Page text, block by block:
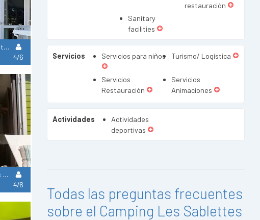
Mobilhome Ohara 2 Habitaciones
4/6
Mobil Home Confort Plus 28M² 2Ch 4/6 Tv+Clim
4/6
restauración
Sanitary
facilities
Servicios Servicios para niños Turismo/ Logística
Servicios
Restauración
Servicios
Animaciones
Actividades
Actividades
deportivas
Todas las preguntas frecuentes
sobre el Camping Les Sablettes